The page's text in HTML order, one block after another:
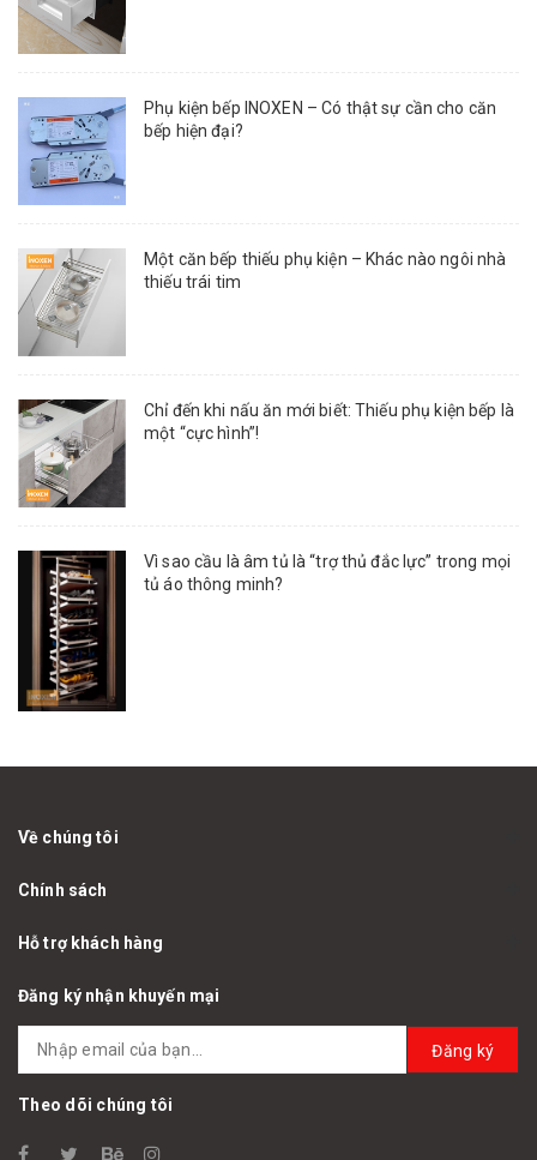
Phụ kiện bếp INOXEN – Có thật sự cần cho căn
bếp hiện đại?
Một căn bếp thiếu phụ kiện – Khác nào ngôi nhà
thiếu trái tim
Chỉ đến khi nấu ăn mới biết: Thiếu phụ kiện bếp là
một “cực hình”!
Vì sao cầu là âm tủ là “trợ thủ đắc lực” trong mọi
tủ áo thông minh?
Về chúng tôi
Chính sách
Hỗ trợ khách hàng
Đăng ký nhận khuyến mại
Đăng ký
Theo dõi chúng tôi